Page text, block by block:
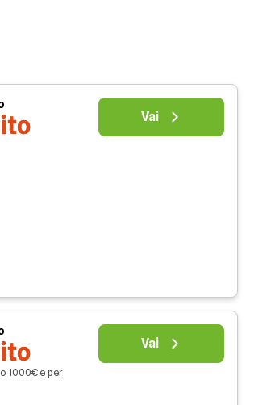
Vai
1000€ e per
Vai